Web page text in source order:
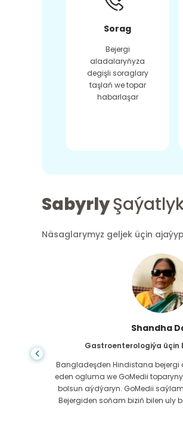
Sorag
Bejergi
aladalaryňyza
degişli soraglary
taşlaň we topar
habarlaşar
Sabyrly
Näsaglarymyz geljek üçin
Shandha
Gastroenterologiýa üçin
Bangladeşden Hindistana
eden ogluma we GoMedii
bolsun aýdýaryn. GoMedii
Bejergiden soňam biziň bilen uly